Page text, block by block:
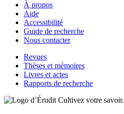
À propos
Aide
Accessibilité
Guide de recherche
Nous contacter
Revues
Thèses et mémoires
Livres et actes
Rapports de recherche
Cultivez votre savoir.